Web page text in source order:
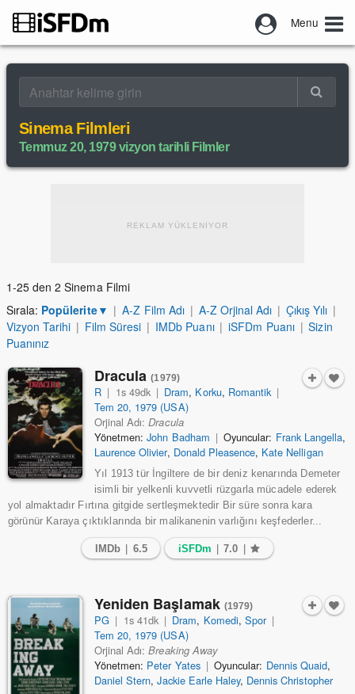
Menu
Sinema Filmleri
Temmuz 20, 1979 vizyon tarihli Filmler
REKLAM YÜKLENİYOR
1-25 den 2 Sinema Filmi
Sırala: Popülerite▼ | A-Z Film Adı | A-Z Orjinal Adı | Çıkış Yılı |
Vizyon Tarihi | Film Süresi | IMDb Puanı | iSFDm Puanı | Sizin
Puanınız
Dracula(1979)
R | 1s 49dk | Dram, Korku, Romantik |
Tem 20, 1979 (USA)
Orjinal Adı:Dracula
Yönetmen: John Badham | Oyuncular: Frank Langella,
Laurence Olivier, Donald Pleasence, Kate Nelligan
Yıl 1913 tür İngiltere de bir deniz kenarında Demeter
isimli bir yelkenli kuvvetli rüzgarla mücadele ederek
yol almaktadır Fırtına gitgide sertleşmektedir Bir süre sonra kara
görünür Karaya çıktıklarında bir malikanenin varlığını keşfederler...
IMDb 6.5 iSFDm 7.0
Yeniden Başlamak (1979)
PG | 1s 41dk | Dram, Komedi, Spor |
Tem 20, 1979 (USA)
Orjinal Adı:Breaking Away
Yönetmen: Peter Yates | Oyuncular: Dennis Quaid,
Daniel Stern,Jackie Earle Haley, Dennis Christopher